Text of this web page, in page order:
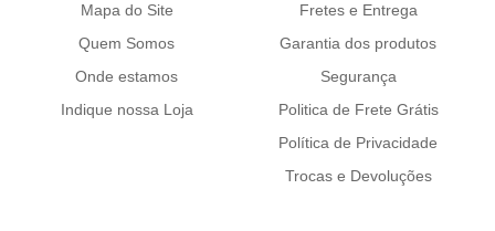
Mapa do Site
Quem Somos
Onde estamos
Indique nossa Loja
Fretes e Entrega
Garantia dos produtos
Segurança
Politica de Frete Grátis
Política de Privacidade
Trocas e Devoluções